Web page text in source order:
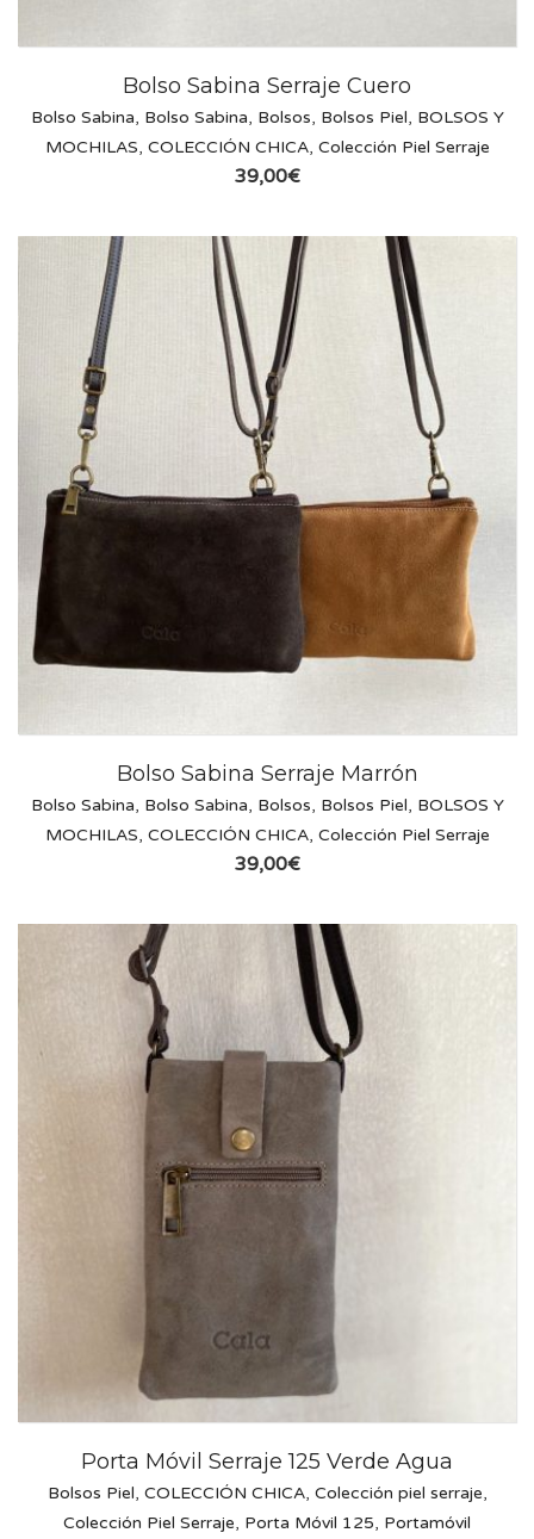
Bolso Sabina Serraje Cuero
Bolso Sabina, Bolso Sabina, Bolsos, Bolsos Piel, BOLSOS Y
MOCHILAS, COLECCIÓN CHICA, Colección Piel Serraje
39,00€
Bolso Sabina Serraje Marrón
Bolso Sabina, Bolso Sabina, Bolsos, Bolsos Piel, BOLSOS Y
MOCHILAS, COLECCIÓN CHICA, Colección Piel Serraje
39,00€
Porta Móvil Serraje 125 Verde Agua
Bolsos Piel, COLECCIÓN CHICA, Colección piel serraje,
Colección Piel Serraje, Porta Móvil 125, Portamóvil